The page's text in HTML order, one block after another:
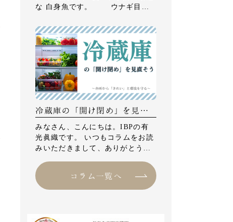
な 白身魚です。 ウナギ目ハ
とから 「食む（はむ）」が […]
冷蔵庫の「開け閉め」を見直
そう ～台所から「きれい」と
環境を守る～
みなさん、こんにちは。IBPの有
光眞織です。 いつもコラムをお読
みいただきまして、ありがとうご
いよいよ本格的な夏の到来です。
麦茶を注ぎに、冷やしたスイカを
取りに […]
コラム一覧へ